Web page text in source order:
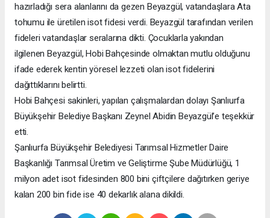
hazırladığı sera alanlarını da gezen Beyazgül, vatandaşlara Ata
tohumu ile üretilen isot fidesi verdi. Beyazgül tarafından verilen
fideleri vatandaşlar seralarına dikti. Çocuklarla yakından
ilgilenen Beyazgül, Hobi Bahçesinde olmaktan mutlu olduğunu
ifade ederek kentin yöresel lezzeti olan isot fidelerini
dağıttıklarını belirtti.
Hobi Bahçesi sakinleri, yapılan çalışmalardan dolayı Şanlıurfa
Büyükşehir Belediye Başkanı Zeynel Abidin Beyazgül’e teşekkür
etti.
Şanlıurfa Büyükşehir Belediyesi Tarımsal Hizmetler Daire
Başkanlığı Tarımsal Üretim ve Geliştirme Şube Müdürlüğü, 1
milyon adet isot fidesinden 800 bini çiftçilere dağıtırken geriye
kalan 200 bin fide ise 40 dekarlık alana dikildi.